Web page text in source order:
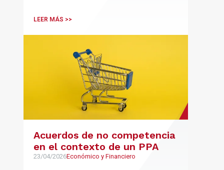
LEER MÁS >>
Acuerdos de no competencia
en el contexto de un PPA
23/04/2026Económico y Financiero